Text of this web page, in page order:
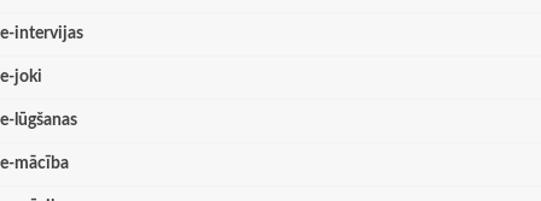
e-intervijas
e-joki
e-lūgšanas
e-mācība